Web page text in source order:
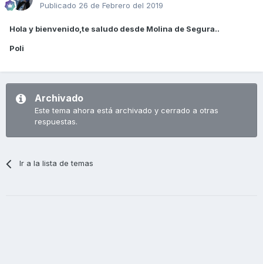
Publicado 26 de Febrero del 2019
Hola y bienvenido,te saludo desde Molina de Segura..
Poli
Archivado
Este tema ahora está archivado y cerrado a otras
respuestas.
Ir a la lista de temas